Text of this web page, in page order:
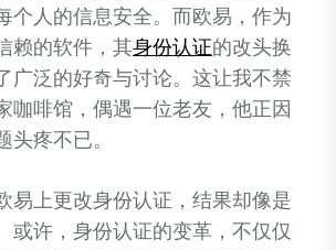
个人的信息安全。而欧易，作为
赖的软件，其身份认证的改头换
广泛的好奇与讨论。这让我不禁
咖啡馆，偶遇一位老友，他正因
头疼不已。
易上更改身份认证，结果却像是
或许，身份认证的变革，不仅仅